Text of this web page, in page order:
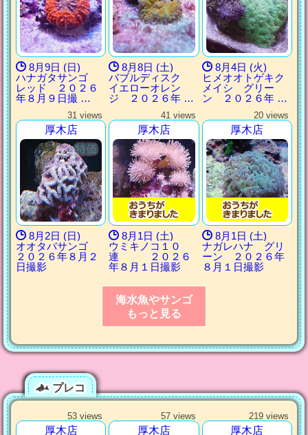
8月9日 (日)
ハナガタサンゴ
レッド ２０２６
年８月９日撮 …
8月8日 (土)
バブルディスク
イエローオレン
ジ ２０２６年 …
8月4日 (火)
ヒメオオトゲキク
メイシ グリー
ン ２０２６年 …
31 views
厚木店
8月2日 (日)
オオタバサンゴ
２０２６年８月２
日撮影
41 views
厚木店
8月1日 (土)
ウミキノコ１０
連 ２０２６
年８月１日撮影
20 views
厚木店
8月1日 (土)
ナガレハナ グリ
ーン ２０２６年
８月１日撮影
海水魚やサンゴ
もっと見る
プレコ
53 views
厚木店
57 views
厚木店
219 views
厚木店